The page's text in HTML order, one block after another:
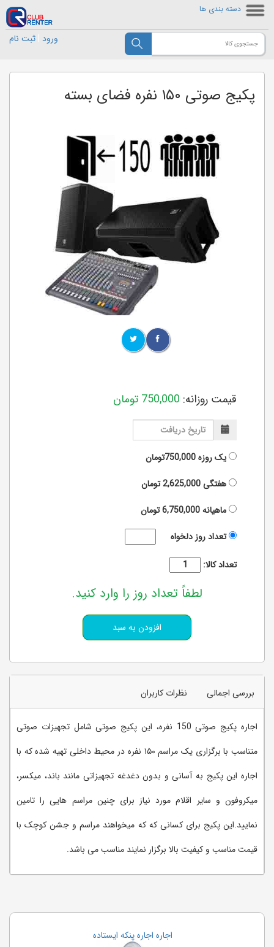
دسته بندی ها
ورود ثبت نام
پکیج صوتی ۱۵۰ نفره فضای بسته
قیمت روزانه: 750,000 تومان
یک روزه750,000تومان
هفتگی2,625,000تومان
ماهیانه6,750,000تومان
تعداد روز دلخواه
تعداد کالا:
لطفاً تعداد روز را وارد کنید.
بررسی اجمالی نظرات کاربران
اجاره پکیج صوتی 150 نفره، این پکیج صوتی شامل تجهیزات صوتی
متناسب با برگزاری یک مراسم ۱۵۰ نفره در محیط داخلی تهیه شده که با
اجاره این پکیج به آسانی و بدون دغدغه تجهیزاتی مانند باند، میکسر،
میکروفون و سایر اقلام مورد نیاز برای چنین مراسم هایی را تامین
نمایید.این پکیج برای کسانی که که میخواهند مراسم و جشن کوچک با
قیمت مناسب و کیفیت بالا برگزار نمایند مناسب می باشد.
اجاره اجاره پنکه ایستاده